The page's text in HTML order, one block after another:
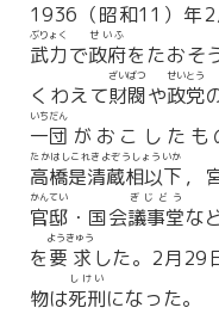
1936（昭和11）年2
武力
ぶりょく
で政府
せいふ
をたおそ
くわえて財閥
ざいばつ
や政党
せいとう
一団
いちだん
がおこしたも
高橋是清蔵相以下
たかはしこれきよぞうしょういか
，
官邸
かんてい
・国会議事堂
ぎじどう
な
を要求
ようきゅう
した。2月29
物は死刑
しけい
になった。